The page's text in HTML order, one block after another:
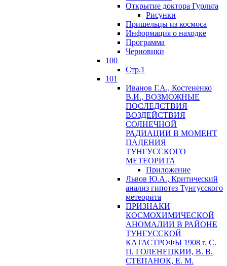
Открытие доктора Гурльта
Рисунки
Пришельцы из космоса
Информация о находке
Программа
Черновики
100
Стр.1
101
Иванов Г.А., Костененко
В.И., ВОЗМОЖНЫЕ
ПОСЛЕДСТВИЯ
ВОЗДЕЙСТВИЯ
СОЛНЕЧНОЙ
РАДИАЦИИ В МОМЕНТ
ПАДЕНИЯ
ТУНГУССКОГО
MЕТЕОРИТА
Приложение
Львов Ю.A., Критический
анализ гипотез Тунгусского
метеорита
ПРИЗНАКИ
КОСМОХИМИЧЕСКОЙ
АНОМАЛИИ В РАЙОНЕ
ТУНГУССКОЙ
КАТАСТРОФЫ 1908 г. С.
П. ГОЛЕНЕЦКИИ, В. В.
СТЕПАНОК, Е. М.